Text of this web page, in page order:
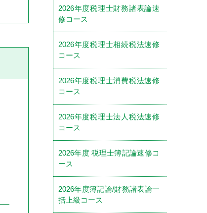
2026年度税理士財務諸表論速
修コース
2026年度税理士相続税法速修
コース
2026年度税理士消費税法速修
コース
2026年度税理士法人税法速修
コース
2026年度 税理士簿記論速修コ
ース
2026年度簿記論/財務諸表論一
括上級コース